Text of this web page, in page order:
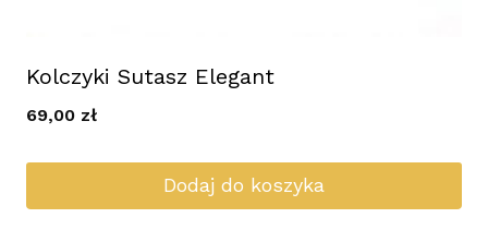
Kolczyki Sutasz Elegant
69,00 zł
Dodaj do koszyka